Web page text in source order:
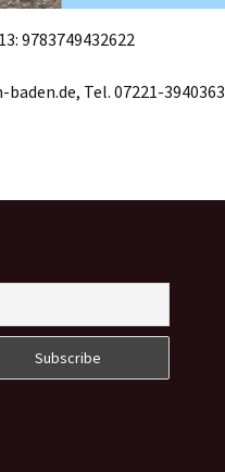
9783749432622
Tel. 07221-3940363